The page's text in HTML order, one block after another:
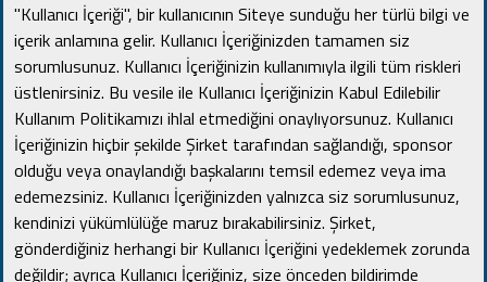
"Kullanıcı İçeriği", bir kullanıcının Siteye sunduğu her türlü bilgi ve
içerik anlamına gelir. Kullanıcı İçeriğinizden tamamen siz
sorumlusunuz. Kullanıcı İçeriğinizin kullanımıyla ilgili tüm riskleri
üstlenirsiniz. Bu vesile ile Kullanıcı İçeriğinizin Kabul Edilebilir
Kullanım Politikamızı ihlal etmediğini onaylıyorsunuz. Kullanıcı
İçeriğinizin hiçbir şekilde Şirket tarafından sağlandığı, sponsor
olduğu veya onaylandığı başkalarını temsil edemez veya ima
edemezsiniz. Kullanıcı İçeriğinizden yalnızca siz sorumlusunuz,
kendinizi yükümlülüğe maruz bırakabilirsiniz. Şirket,
gönderdiğiniz herhangi bir Kullanıcı İçeriğini yedeklemek zorunda
değildir; ayrıca Kullanıcı İçeriğiniz, size önceden bildirimde